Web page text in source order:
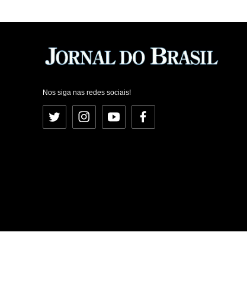
Nos siga nas redes sociais!
Twitter InstagramYouTubeFacebook